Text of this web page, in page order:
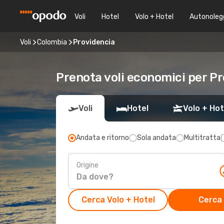
Voli Hotel Volo + Hotel
Voli Colombia Providencia
Prenota voli economici per
Voli Hotel Volo +
Andata e ritorno Sola andata Multitratta
Origine
Cerca Volo + Hotel Cerca